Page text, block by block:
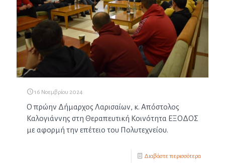
16 Νοεμβρίου 2024
Ο πρώην Δήμαρχος Λαρισαίων, κ. Απόστολος
Καλογιάννης στη Θεραπευτική Κοινότητα ΕΞΟΔΟΣ
με αφορμή την επέτειο του Πολυτεχνείου.
Διαβάστε περισσότερα